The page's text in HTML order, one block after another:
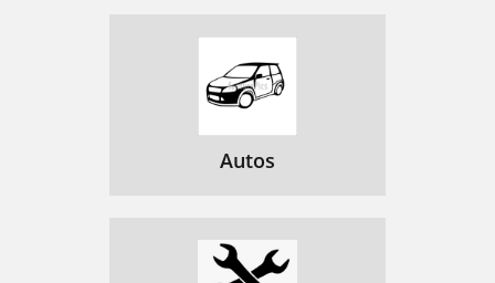
Autos